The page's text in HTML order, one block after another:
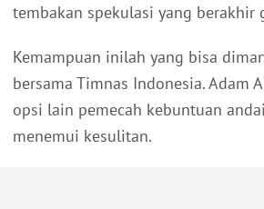
tembakan spekulasi yang berakhir
Kemampuan inilah yang bisa
bersama Timnas Indonesia. Adam
opsi lain pemecah kebuntuan
menemui kesulitan.